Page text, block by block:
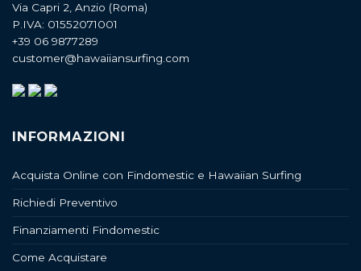
Via Capri 2, Anzio (Roma)
P.IVA: 01552071001
+39 06 9877289
customer@hawaiiansurfing.com
INFORMAZIONI
Acquista Online con Findomestic e Hawaiian Surfing
Richiedi Preventivo
Finanziamenti Findomestic
Come Acquistare